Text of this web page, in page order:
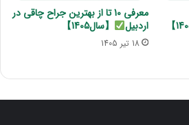
معرفی 10 تا از بهترین جراح چاقی در
اردبیل
【سال1405】
18 تیر 1405